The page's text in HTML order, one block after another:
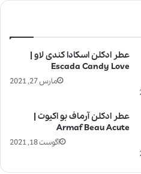
عطر ادکلن اسکادا کندی لاو |
Escada Candy Love
مارس 27, 2021
عطر ادکلن آرماف بو اکیوت |
Armaf Beau Acute
آگوست 18, 2021